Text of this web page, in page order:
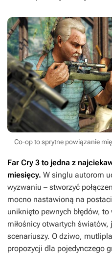
Co-op to sprytne powiązanie
Far Cry 3 to jedna z
miesięcy. W singlu autorom
wyzwaniu – stworzyć
mocno nastawioną na
uniknięto pewnych błędów,
miłośnicy otwartych światów,
scenariuszy. O dziwo,
propozycji dla pojedynczego